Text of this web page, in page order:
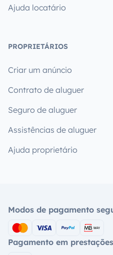
Ajuda locatário
PROPRIETÁRIOS
Criar um anúncio
Contrato de aluguer
Seguro de aluguer
Assistências de aluguer
Ajuda proprietário
Modos de pagamento
Pagamento em prestações